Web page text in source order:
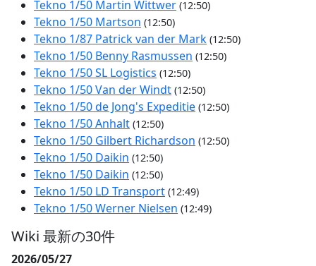
Tekno 1/50 Martin Wittwer (12:50)
Tekno 1/50 Martson (12:50)
Tekno 1/87 Patrick van der Mark (12:50)
Tekno 1/50 Benny Rasmussen (12:50)
Tekno 1/50 SL Logistics (12:50)
Tekno 1/50 Van der Windt (12:50)
Tekno 1/50 de Jong's Expeditie (12:50)
Tekno 1/50 Anhalt (12:50)
Tekno 1/50 Gilbert Richardson (12:50)
Tekno 1/50 Daikin (12:50)
Tekno 1/50 Daikin (12:50)
Tekno 1/50 LD Transport (12:49)
Tekno 1/50 Werner Nielsen (12:49)
Wiki 最新の30件
2026/05/27